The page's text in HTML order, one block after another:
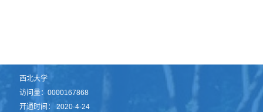
西北大学
访问量：0000167868
开通时间：2020-4-24